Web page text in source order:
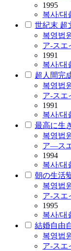
1995
복사/대
世紀末 超
복영법
ア-スエ
1991
복사/대
超人間完
복영법
ア-スエ
1991
복사/대
最高に生
복영법
ア―ス
1994
복사/대
朝の生活
복영법
ア-スエ
1995
복사/대
結婚自由
복영법
ア-スエ